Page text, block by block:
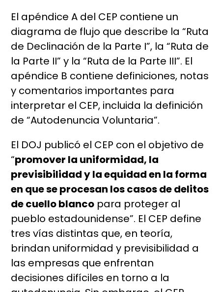
El apéndice A del CEP contiene un
diagrama de flujo que describe la “Ruta
de Declinación de la Parte I”, la “Ruta de
la Parte II” y la “Ruta de la Parte III”. El
apéndice B contiene definiciones, notas
y comentarios importantes para
interpretar el CEP, incluida la definición
de “Autodenuncia Voluntaria”.
El DOJ publicó el CEP con el objetivo de
“promover la uniformidad, la
previsibilidad y la equidad en la forma
en que se procesan los casos de delitos
de cuello blanco para proteger al
pueblo estadounidense”. El CEP define
tres vías distintas que, en teoría,
brindan uniformidad y previsibilidad a
las empresas que enfrentan
decisiones difíciles en torno a la